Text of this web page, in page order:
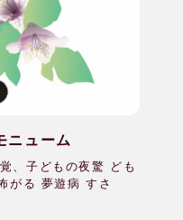
ニューム
、子どもの夜驚 ども
がる 夢遊病 すさ